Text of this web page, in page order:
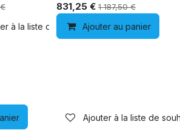
à la liste de souhaits
831,25€ 1 187,50€
Ajouter au panier
Ajouter à la liste de